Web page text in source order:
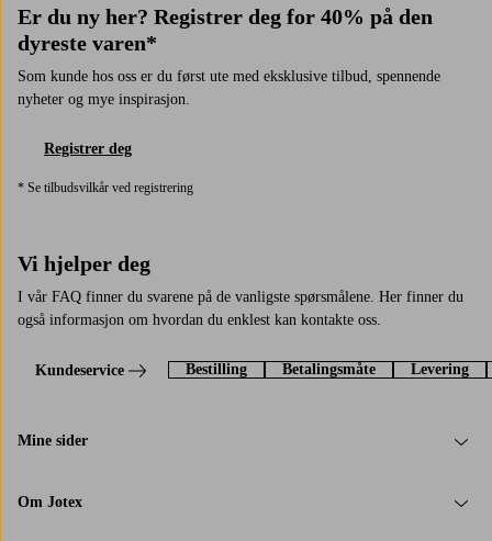
Er du ny her? Registrer deg for 40% på den
dyreste varen*
Som kunde hos oss er du først ute med eksklusive tilbud, spennende
nyheter og mye inspirasjon.
Registrer deg
* Se tilbudsvilkår ved registrering
Vi hjelper deg
I vår FAQ finner du svarene på de vanligste spørsmålene. Her finner du
også informasjon om hvordan du enklest kan kontakte oss.
Kundeservice Bestilling Betalingsmåte Levering
Mine sider
Om Jotex